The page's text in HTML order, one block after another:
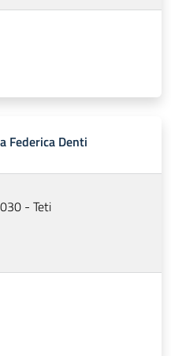
Federica Denti
- Teti